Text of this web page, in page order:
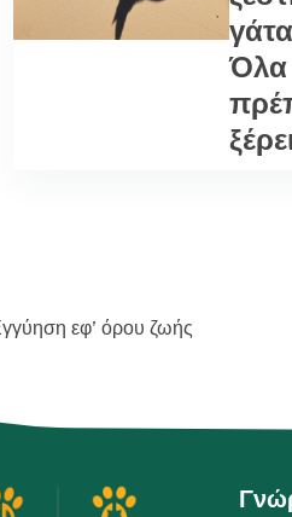
εφ’ όρου ζωής